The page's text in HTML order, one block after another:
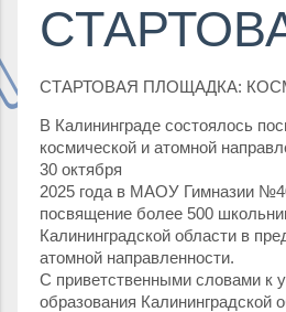
СТАРТОВАЯ ПЛОЩАДКА:
В Калининграде состоялось
космической и атомной
30 октября
2025 года в МАОУ Гимназии
посвящение более 500
Калининградской области в
атомной направленности.
С приветственными словами к
образования Калининградской